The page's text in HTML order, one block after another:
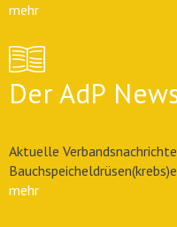
mehr
Der AdP
Aktuelle
mehr